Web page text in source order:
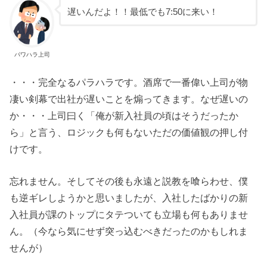
パワハラ上司
遅いんだよ！！最低でも7:50に来い！
・・・完全なるパラハラです。酒席で一番偉い上司が物
凄い剣幕で出社が遅いことを煽ってきます。なぜ遅いの
か・・・上司曰く「俺が新入社員の頃はそうだったか
ら」と言う、ロジックも何もないただの価値観の押し付
けです。
忘れません。そしてその後も永遠と説教を喰らわせ、僕
も逆ギレしようかと思いましたが、入社したばかりの新
入社員が課のトップにタテついても立場も何もありませ
ん。（今なら気にせず突っ込むべきだったのかもしれま
せんが）